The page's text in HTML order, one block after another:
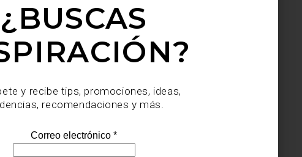
¿BUSCAS
y recibe tips, promociones, ideas,
recomendaciones y más.